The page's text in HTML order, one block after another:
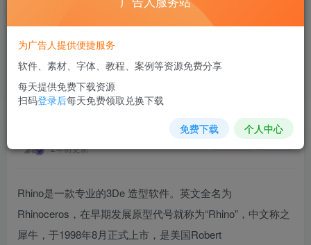
Rhino
首页 软件插件 正文
2年前更新
关注 私信
Rhino是一款专业的3De 造型软件。英文全名为
Rhinoceros，在早期发展原型代号就称为“Rhino”，中文称之
犀牛，于1998年8月正式上市，是美国Robert
为广告人提供便捷服务
软件、素材、字体、教程、案例等资源免费分享
每天提供免费下载资源
扫码登录后每天免费领取兑换下载
免费下载 个人中心